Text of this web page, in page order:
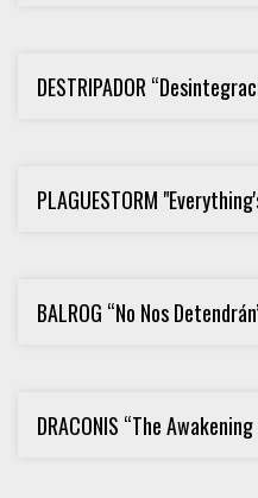
DESTRIPADOR
PLAGUESTORM
BALROG “No Nos
DRACONIS “The